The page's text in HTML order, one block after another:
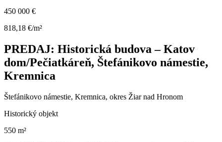
450 000 €
818,18 €/m²
PREDAJ: Historická budova – Katov
dom/Pečiatkáreň, Štefánikovo námestie,
Kremnica
Štefánikovo námestie, Kremnica, okres Žiar nad Hronom
Historický objekt
550 m²